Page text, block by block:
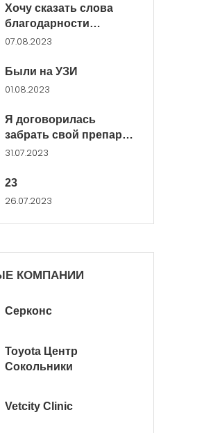
Хочу сказать слова
благодарности
менеджерам Major...
07.08.2023
Были на УЗИ
01.08.2023
Я договорилась
забрать свой препарат
в...
31.07.2023
23
26.07.2023
КОМПАНИИ
Серконс
Toyota Центр
Сокольники
Vetcity Clinic